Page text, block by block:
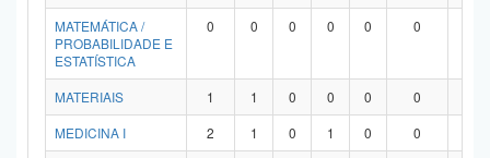
MATEMÁTICA /
PROBABILIDADE E
ESTATÍSTICA
0 0 0 0 0 0
MATERIAIS 1 1 0 0 0 0
MEDICINA I
2 1 0 1 0 0